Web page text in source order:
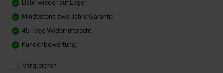
Bald wieder auf Lager
Mindestens zwei Jahre Garantie
45 Tage Widerrufsrecht
Kundenbewertung:
Vergleichen